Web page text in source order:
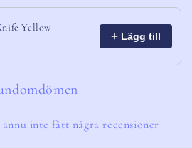
Yellow
Lägg till
inte fått några recensioner